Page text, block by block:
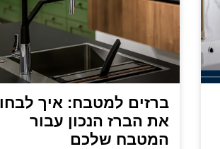
ברזים למטבח: איך
את הברז הנכון עבור
המטבח שלכם